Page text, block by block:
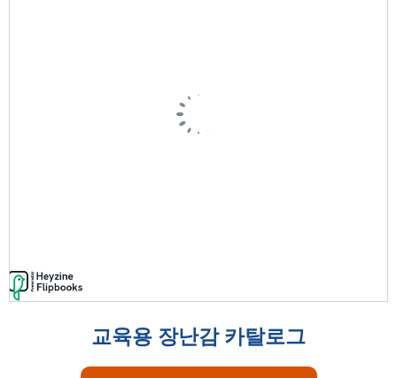
교육용 장난감 카탈로그